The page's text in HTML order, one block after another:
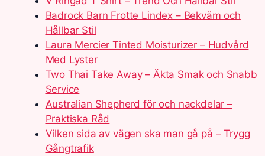
Badrock Barn Frotte Lindex – Bekväm och
Hållbar Stil
Laura Mercier Tinted Moisturizer – Hudvård
Med Lyster
Two Thai Take Away – Äkta Smak och Snabb
Service
Australian Shepherd för och nackdelar –
Praktiska Råd
Vilken sida av vägen ska man gå på – Trygg
Gångtrafik